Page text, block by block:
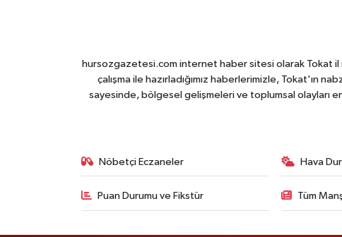
hursozgazetesi.com internet haber sitesi olarak Tokat il
çalışma ile hazırladığımız haberlerimizle, Tokat'ın
sayesinde, bölgesel gelişmeleri ve toplumsal olayları
Nöbetçi Eczaneler Hava
Puan Durumu ve Fikstür Tüm